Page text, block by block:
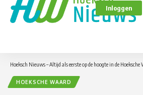
Inloggen
Hoeksch Nieuws – Altijd als eerste op de hoogte in de Hoeksche
HOEKSCHE WAARD